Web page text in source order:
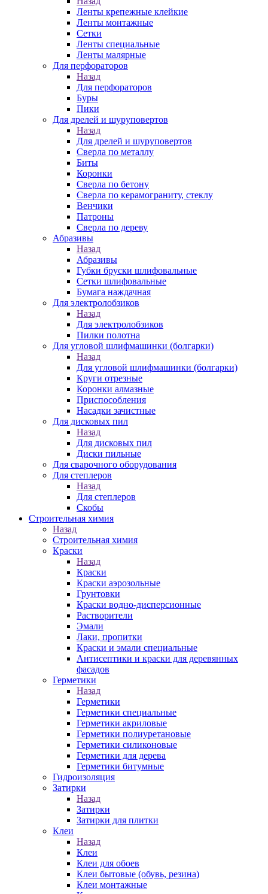
Ленты крепежные клейкие
Ленты монтажные
Сетки
Ленты специальные
Ленты малярные
Для перфораторов
Назад
Для перфораторов
Буры
Пики
Для дрелей и шуруповертов
Назад
Для дрелей и шуруповертов
Сверла по металлу
Биты
Коронки
Сверла по бетону
Сверла по керамограниту, стеклу
Венчики
Патроны
Сверла по дереву
Абразивы
Назад
Абразивы
Губки бруски шлифовальные
Сетки шлифовальные
Бумага наждачная
Для электролобзиков
Назад
Для электролобзиков
Пилки полотна
Для угловой шлифмашинки (болгарки)
Назад
Для угловой шлифмашинки (болгарки)
Круги отрезные
Коронки алмазные
Приспособления
Насадки зачистные
Для дисковых пил
Назад
Для дисковых пил
Диски пильные
Для сварочного оборудования
Для степлеров
Назад
Для степлеров
Скобы
Строительная химия
Назад
Строительная химия
Краски
Назад
Краски
Краски аэрозольные
Грунтовки
Краски водно-дисперсионные
Растворители
Эмали
Лаки, пропитки
Краски и эмали специальные
Антисептики и краски для деревянных
фасадов
Герметики
Назад
Герметики
Герметики специальные
Герметики акриловые
Герметики полиуретановые
Герметики силиконовые
Герметики для дерева
Герметики битумные
Гидроизоляция
Затирки
Назад
Затирки
Затирки для плитки
Клеи
Назад
Клеи
Клеи для обоев
Клеи бытовые (обувь, резина)
Клеи монтажные